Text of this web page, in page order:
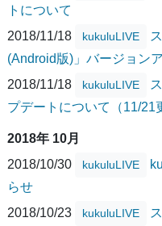
トについて
2018/11/18
kukuluLIVE
(Android版)」バージョン
2018/11/18
kukuluLIVE
プデートについて（11/21
2018年 10月
2018/10/30
kukuluLIVE
らせ
2018/10/23
kukuluLIVE